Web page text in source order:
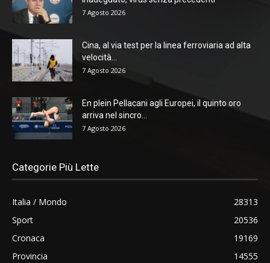
7 Agosto 2026
Cina, al via test per la linea ferroviaria ad alta
velocità...
7 Agosto 2026
En plein Pellacani agli Europei, il quinto oro
arriva nel sincro...
7 Agosto 2026
Categorie Più Lette
Italia / Mondo
28313
Sport
20536
Cronaca
19169
Provincia
14555